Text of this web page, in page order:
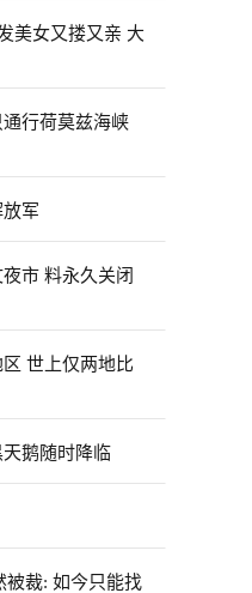
美女又搂又亲 大
锅。8月6日，有网友
行荷莫兹海峡
（Fars）引述一名议
军
的认知作战。（美联
市 料永久关闭
希望如此，他们担心
世上仅两地比
列。目前世上只有巴
鹅随时降临
大通执行长戴蒙
的老张就是如此，原
被裁: 如今只能找